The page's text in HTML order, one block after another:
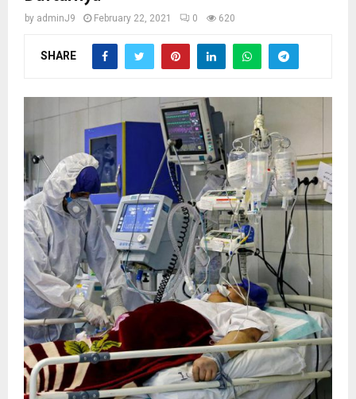
by adminJ9 February 22, 2021 0 620
SHARE